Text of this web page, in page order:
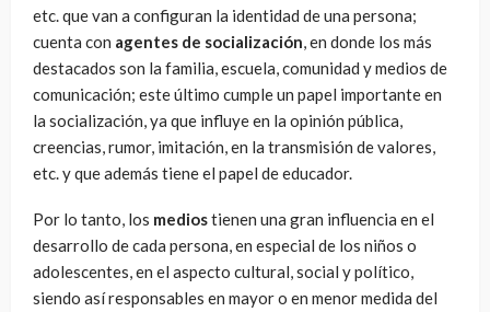
etc. que van a configuran la identidad de una persona;
cuenta con agentes de socialización, en donde los más
destacados son la familia, escuela, comunidad y medios de
comunicación; este último cumple un papel importante en
la socialización, ya que influye en la opinión pública,
creencias, rumor, imitación, en la transmisión de valores,
etc. y que además tiene el papel de educador.
Por lo tanto, los mediostienen una gran influencia en el
desarrollo de cada persona, en especial de los niños o
adolescentes, en el aspecto cultural, social y político,
siendo así responsables en mayor o en menor medida del